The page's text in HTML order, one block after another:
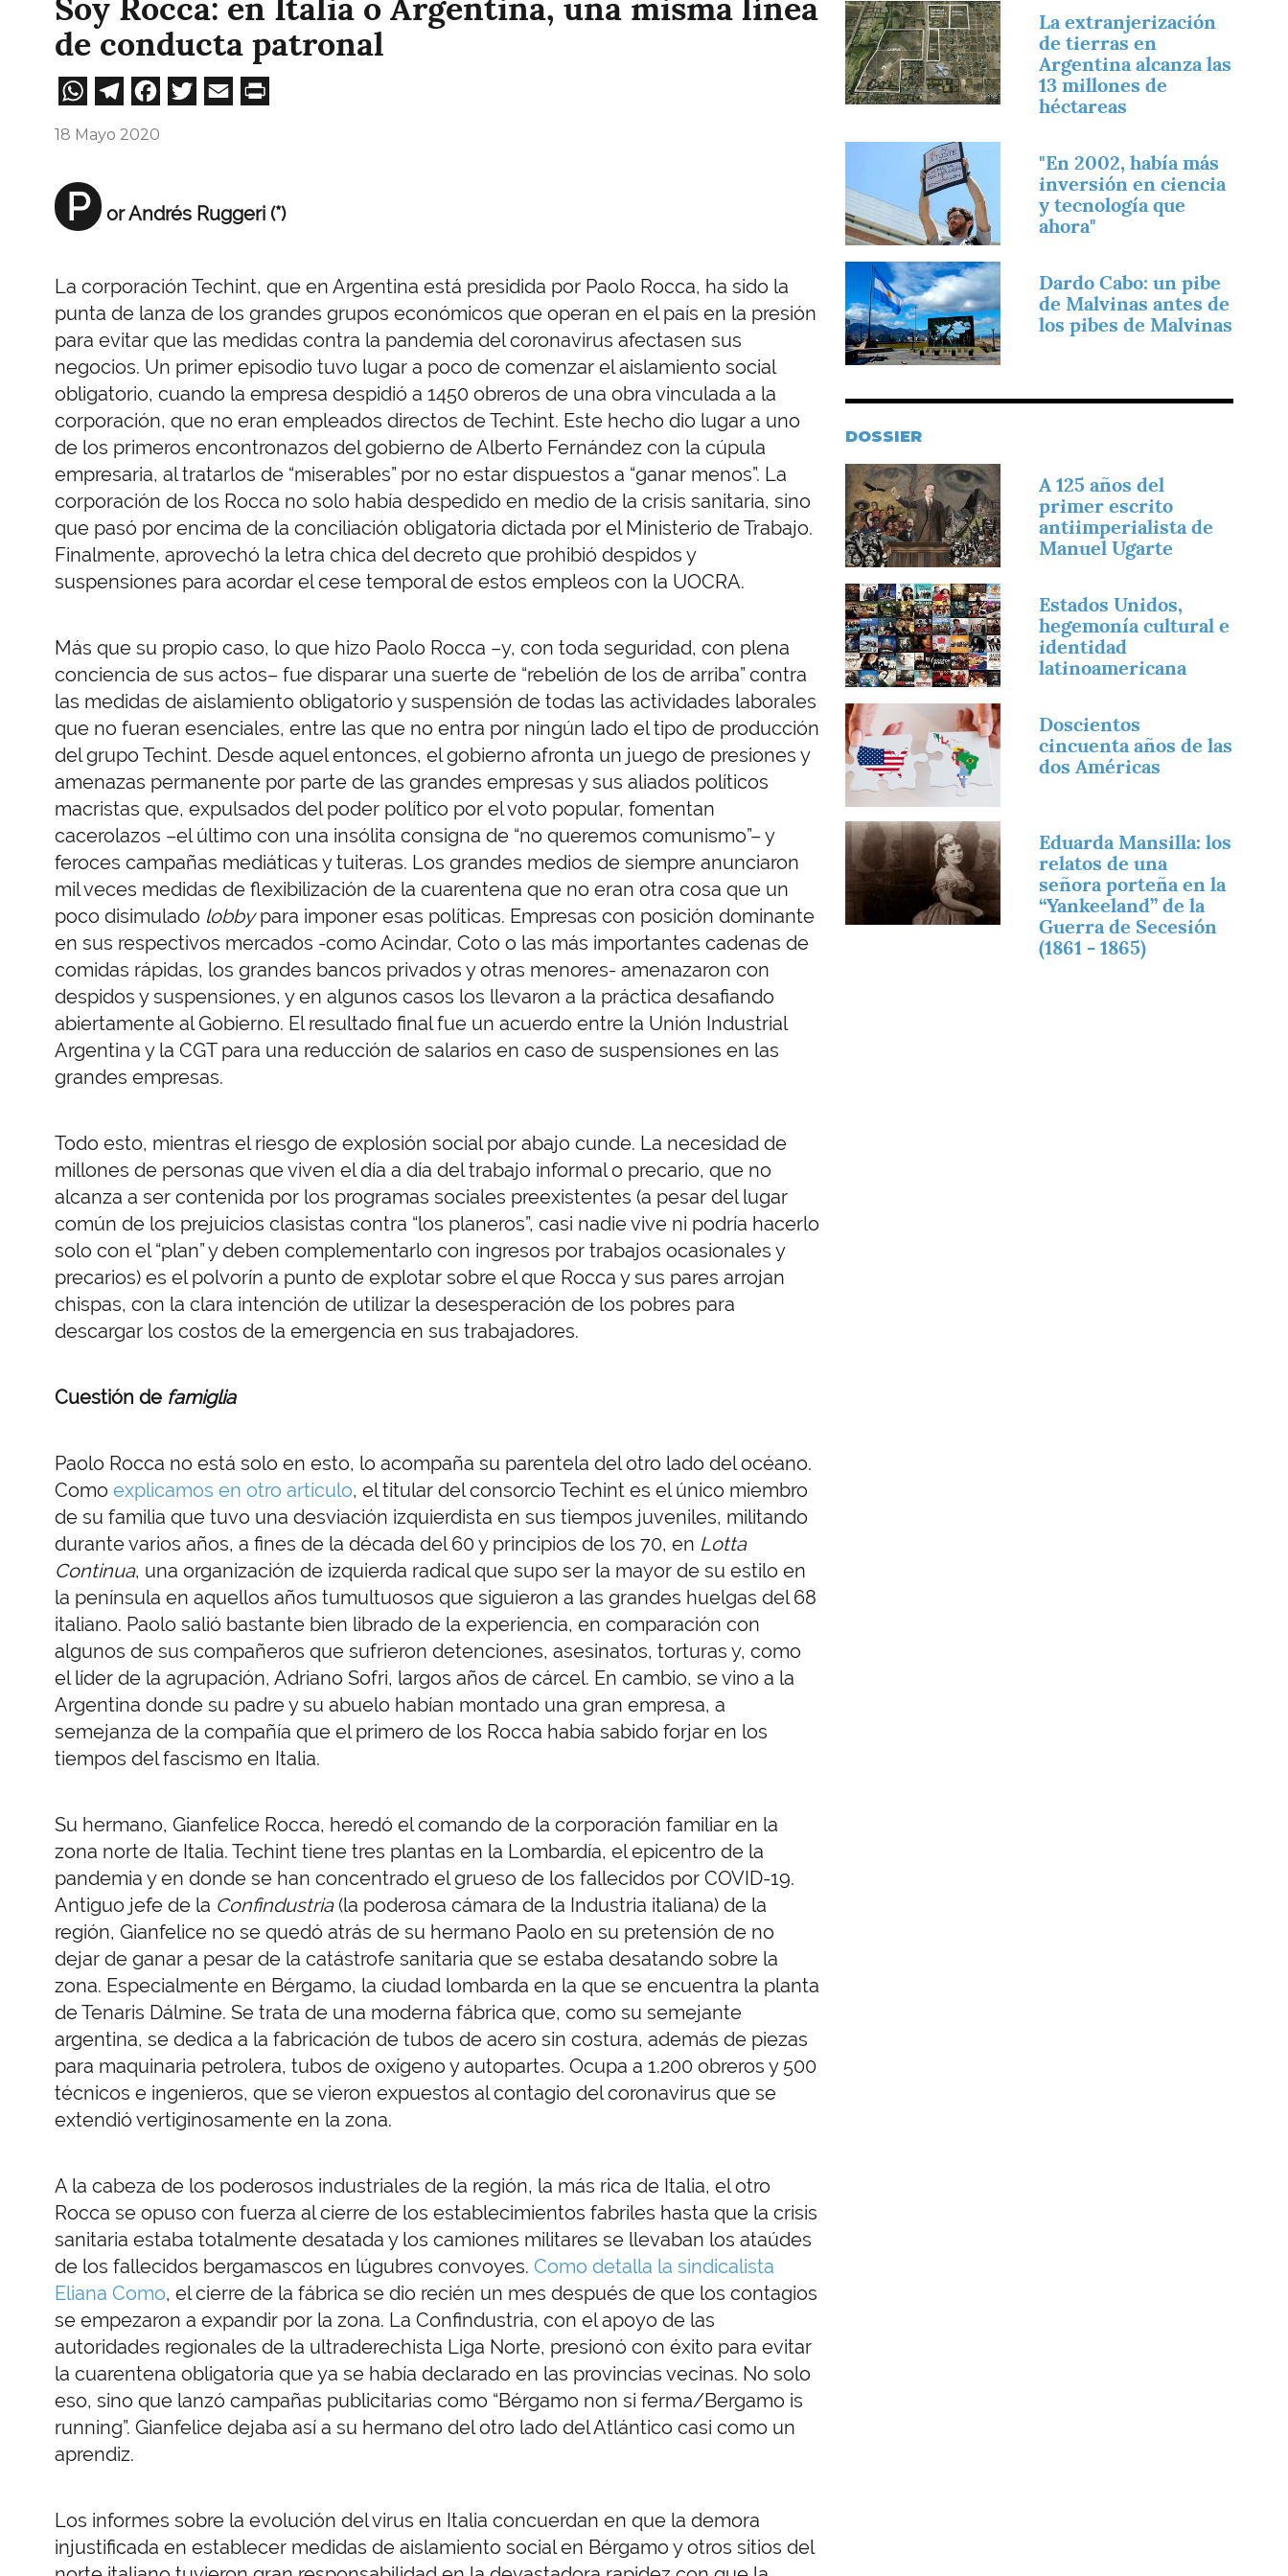
Soy Rocca: en Italia o Argentina, una misma línea
de conducta patronal
WhatsApp
Telegram
Facebook
Twitter
Email
18 Mayo 2020
P or Andrés Ruggeri (*)
La corporación Techint, que en Argentina está presidida por Paolo Rocca, ha sido la
punta de lanza de los grandes grupos económicos que operan en el país en la presión
para evitar que las medidas contra la pandemia del coronavirus afectasen sus
negocios. Un primer episodio tuvo lugar a poco de comenzar el aislamiento social
obligatorio, cuando la empresa despidió a 1450 obreros de una obra vinculada a la
corporación, que no eran empleados directos de Techint. Este hecho dio lugar a uno
de los primeros encontronazos del gobierno de Alberto Fernández con la cúpula
empresaria, al tratarlos de “miserables” por no estar dispuestos a “ganar menos”. La
corporación de los Rocca no solo había despedido en medio de la crisis sanitaria, sino
que pasó por encima de la conciliación obligatoria dictada por el Ministerio de Trabajo.
Finalmente, aprovechó la letra chica del decreto que prohibió despidos y
suspensiones para acordar el cese temporal de estos empleos con la UOCRA.
Más que su propio caso, lo que hizo Paolo Rocca –y, con toda seguridad, con plena
conciencia de sus actos– fue disparar una suerte de “rebelión de los de arriba” contra
las medidas de aislamiento obligatorio y suspensión de todas las actividades laborales
que no fueran esenciales, entre las que no entra por ningún lado el tipo de producción
del grupo Techint. Desde aquel entonces, el gobierno afronta un juego de presiones y
amenazas permanente por parte de las grandes empresas y sus aliados políticos
macristas que, expulsados del poder político por el voto popular, fomentan
cacerolazos –el último con una insólita consigna de “no queremos comunismo”– y
feroces campañas mediáticas y tuiteras. Los grandes medios de siempre anunciaron
mil veces medidas de flexibilización de la cuarentena que no eran otra cosa que un
poco disimulado lobbypara imponer esas políticas. Empresas con posición dominante
en sus respectivos mercados -como Acindar, Coto o las más importantes cadenas de
comidas rápidas, los grandes bancos privados y otras menores- amenazaron con
despidos y suspensiones, y en algunos casos los llevaron a la práctica desafiando
abiertamente al Gobierno. El resultado final fue un acuerdo entre la Unión Industrial
Argentina y la CGT para una reducción de salarios en caso de suspensiones en las
grandes empresas.
Todo esto, mientras el riesgo de explosión social por abajo cunde. La necesidad de
millones de personas que viven el día a día del trabajo informal o precario, que no
alcanza a ser contenida por los programas sociales preexistentes (a pesar del lugar
común de los prejuicios clasistas contra “los planeros”, casi nadie vive ni podría hacerlo
solo con el “plan” y deben complementarlo con ingresos por trabajos ocasionales y
precarios) es el polvorín a punto de explotar sobre el que Rocca y sus pares arrojan
chispas, con la clara intención de utilizar la desesperación de los pobres para
descargar los costos de la emergencia en sus trabajadores.
Cuestión de famiglia
Paolo Rocca no está solo en esto, lo acompaña su parentela del otro lado del océano.
Como explicamos en otro artículo, el titular del consorcio Techint es el único miembro
de su familia que tuvo una desviación izquierdista en sus tiempos juveniles, militando
durante varios años, a fines de la década del 60 y principios de los 70, en Lotta
Continua, una organización de izquierda radical que supo ser la mayor de su estilo en
la península en aquellos años tumultuosos que siguieron a las grandes huelgas del 68
italiano. Paolo salió bastante bien librado de la experiencia, en comparación con
algunos de sus compañeros que sufrieron detenciones, asesinatos, torturas y, como
el líder de la agrupación, Adriano Sofri, largos años de cárcel. En cambio, se vino a la
Argentina donde su padre y su abuelo habían montado una gran empresa, a
semejanza de la compañía que el primero de los Rocca había sabido forjar en los
tiempos del fascismo en Italia.
Su hermano, Gianfelice Rocca, heredó el comando de la corporación familiar en la
zona norte de Italia. Techint tiene tres plantas en la Lombardía, el epicentro de la
pandemia y en donde se han concentrado el grueso de los fallecidos por COVID-19.
Antiguo jefe de la Confindustria(la poderosa cámara de la Industria italiana) de la
región, Gianfelice no se quedó atrás de su hermano Paolo en su pretensión de no
dejar de ganar a pesar de la catástrofe sanitaria que se estaba desatando sobre la
zona. Especialmente en Bérgamo, la ciudad lombarda en la que se encuentra la planta
de Tenaris Dálmine. Se trata de una moderna fábrica que, como su semejante
argentina, se dedica a la fabricación de tubos de acero sin costura, además de piezas
para maquinaria petrolera, tubos de oxígeno y autopartes. Ocupa a 1.200 obreros y 500
técnicos e ingenieros, que se vieron expuestos al contagio del coronavirus que se
extendió vertiginosamente en la zona.
A la cabeza de los poderosos industriales de la región, la más rica de Italia, el otro
Rocca se opuso con fuerza al cierre de los establecimientos fabriles hasta que la crisis
sanitaria estaba totalmente desatada y los camiones militares se llevaban los ataúdes
de los fallecidos bergamascos en lúgubres convoyes. Como detalla la sindicalista
Eliana Como, el cierre de la fábrica se dio recién un mes después de que los contagios
se empezaron a expandir por la zona. La Confindustria, con el apoyo de las
autoridades regionales de la ultraderechista Liga Norte, presionó con éxito para evitar
la cuarentena obligatoria que ya se había declarado en las provincias vecinas. No solo
eso, sino que lanzó campañas publicitarias como “Bérgamo non si ferma/Bergamo is
running”. Gianfelice dejaba así a su hermano del otro lado del Atlántico casi como un
aprendiz.
Los informes sobre la evolución del virus en Italia concuerdan en que la demora
injustificada en establecer medidas de aislamiento social en Bérgamo y otros sitios del
Imagen
La extranjerización
de tierras en
Argentina alcanza las
13 millones de
héctareas
"En 2002, había más
inversión en ciencia
y tecnología que
ahora"
Imagen
Dardo Cabo: un pibe
de Malvinas antes de
los pibes de Malvinas
DOSSIER
Imagen
A 125 años del
primer escrito
antiimperialista de
Manuel Ugarte
Imagen
Estados Unidos,
hegemonía cultural e
identidad
latinoamericana
Imagen
Doscientos
cincuenta años de las
dos Américas
Imagen
Eduarda Mansilla: los
relatos de una
señora porteña en la
“Yankeeland” de la
Guerra de Secesión
(1861 - 1865)